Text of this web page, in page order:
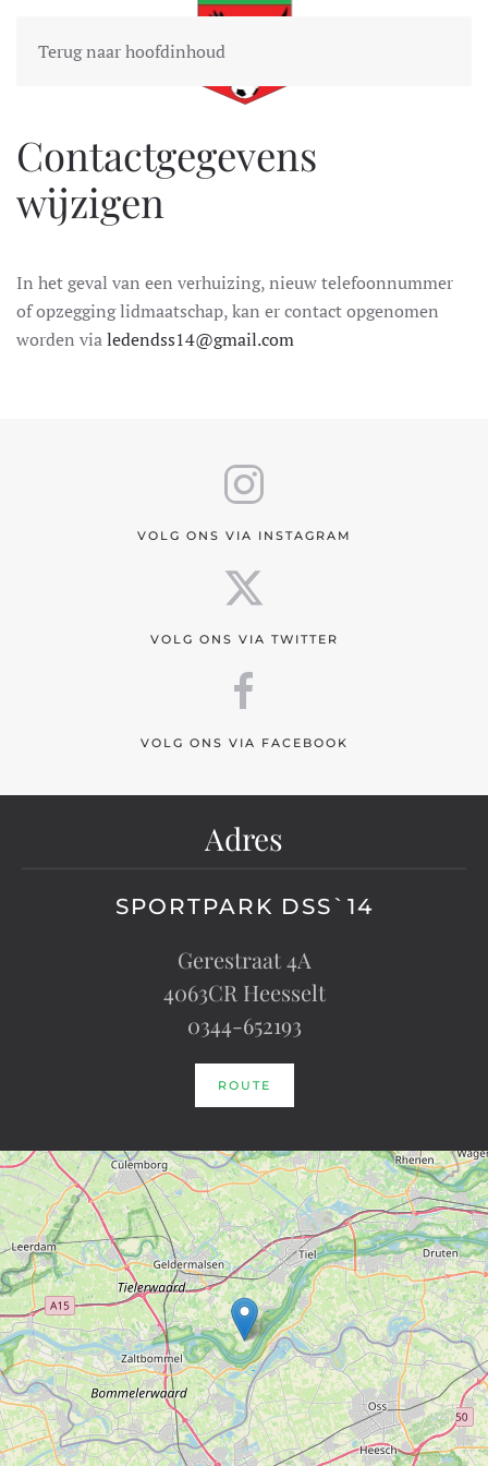
Terug naar hoofdinhoud
Contactgegevens
wijzigen
In het geval van een verhuizing, nieuw telefoonnummer
of opzegging lidmaatschap, kan er contact opgenomen
worden vialedendss14@gmail.com
VOLG ONS VIA INSTAGRAM
VOLG ONS VIA TWITTER
VOLG ONS VIA FACEBOOK
Adres
SPORTPARK DSS`14
Gerestraat 4A
4063CR Heesselt
0344-652193
ROUTE